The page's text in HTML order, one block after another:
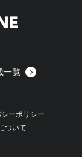
一覧
ーポリシー
ついて